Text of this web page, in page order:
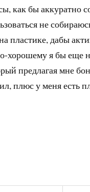
как бы аккуратно
не
пластике, дабы
хорошему я бы еще
предлагая мне
плюс у меня есть